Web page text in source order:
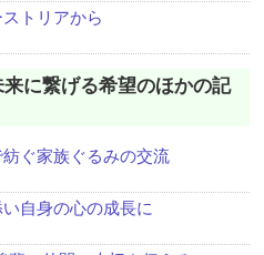
トリアから
に繋げる希望のほかの記
ぐ家族ぐるみの交流
自身の心の成長に